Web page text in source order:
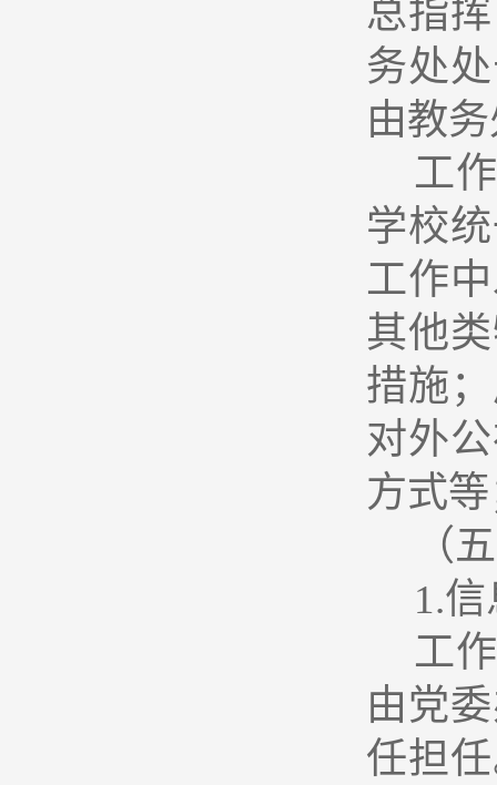
总指
务处
由教
工
学校
工作
其他
措施
对外
方式
（
1.信
工
由党
任担